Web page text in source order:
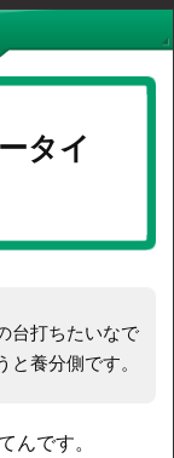
タイ
台打ちたいなで
養分側です。
です。